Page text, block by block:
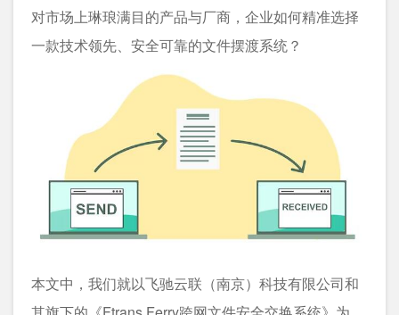
对市场上琳琅满目的产品与厂商，企业如何精准选择
一款技术领先、安全可靠的文件摆渡系统？
本文中，我们就以飞驰云联（南京）科技有限公司和